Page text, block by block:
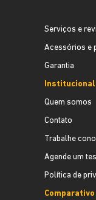
Serviços e
Acessórios e
Garantia
Institucional
Quem somos
Contato
Trabalhe
Agende um
Política de
Comparativo